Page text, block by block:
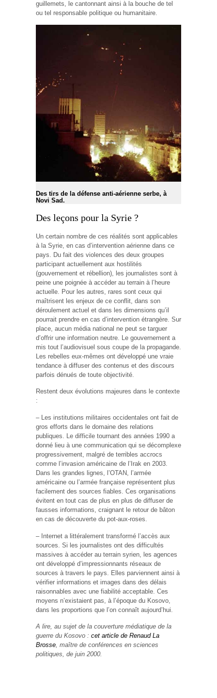
guillemets, le cantonnant ainsi à la bouche de tel
ou tel responsable politique ou humanitaire.
Des tirs de la défense anti-aérienne serbe, à
Novi Sad.
Des leçons pour la Syrie ?
Un certain nombre de ces réalités sont applicables
à la Syrie, en cas d’intervention aérienne dans ce
pays. Du fait des violences des deux groupes
participant actuellement aux hostilités
(gouvernement et rébellion), les journalistes sont à
peine une poignée à accéder au terrain à l’heure
actuelle. Pour les autres, rares sont ceux qui
maîtrisent les enjeux de ce conflit, dans son
déroulement actuel et dans les dimensions qu’il
pourrait prendre en cas d’intervention étrangère. Sur
place, aucun média national ne peut se targuer
d’offrir une information neutre. Le gouvernement a
mis tout l’audiovisuel sous coupe de la propagande.
Les rebelles eux-mêmes ont développé une vraie
tendance à diffuser des contenus et des discours
parfois dénués de toute objectivité.
Restent deux évolutions majeures dans le contexte
:
– Les institutions militaires occidentales ont fait de
gros efforts dans le domaine des relations
publiques. Le difficile tournant des années 1990 a
donné lieu à une communication qui se décomplexe
progressivement, malgré de terribles accrocs
comme l’invasion américaine de l’Irak en 2003.
Dans les grandes lignes, l’OTAN, l’armée
américaine ou l’armée française représentent plus
facilement des sources fiables. Ces organisations
évitent en tout cas de plus en plus de diffuser de
fausses informations, craignant le retour de bâton
en cas de découverte du pot-aux-roses.
– Internet a littéralement transformé l’accès aux
sources. Si les journalistes ont des difficultés
massives à accéder au terrain syrien, les agences
ont développé d’impressionnants réseaux de
sources à travers le pays. Elles parviennent ainsi à
vérifier informations et images dans des délais
raisonnables avec une fiabilité acceptable. Ces
moyens n’existaient pas, à l’époque du Kosovo,
dans les proportions que l’on connaît aujourd’hui.
A lire, au sujet de la couverture médiatique de la
guerre du Kosovo : cet article de Renaud La
Brosse, maître de conférences en sciences
politiques, de juin 2000.